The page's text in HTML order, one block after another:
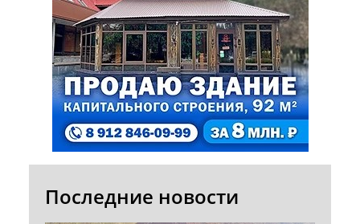
Последние новости